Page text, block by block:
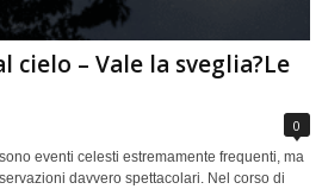
cielo – Vale la sveglia?Le
0
eventi celesti estremamente frequenti, ma
davvero spettacolari. Nel corso di